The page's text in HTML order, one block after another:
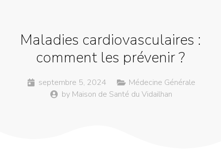
Maladies cardiovasculaires :
comment les prévenir ?
septembre 5, 2024
Médecine Générale
by Maison de Santé du Vidailhan